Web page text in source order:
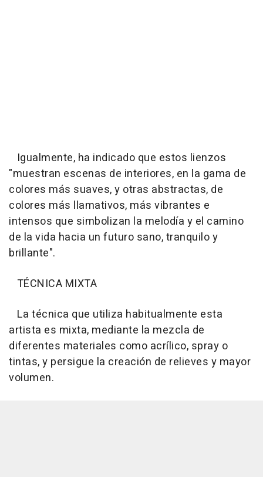
Igualmente, ha indicado que estos lienzos
"muestran escenas de interiores, en la gama de
colores más suaves, y otras abstractas, de
colores más llamativos, más vibrantes e
intensos que simbolizan la melodía y el camino
de la vida hacia un futuro sano, tranquilo y
brillante".
TÉCNICA MIXTA
La técnica que utiliza habitualmente esta
artista es mixta, mediante la mezcla de
diferentes materiales como acrílico, spray o
tintas, y persigue la creación de relieves y mayor
volumen.